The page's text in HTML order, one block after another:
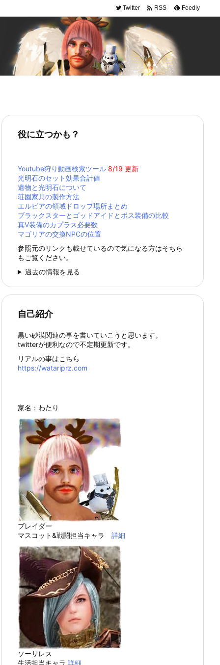
Twitter  RSS Feedly
役に立つかも？
Youtube狩り動画検索ツール 8/19 更新
光明石のセット効果合計値
遺物と光明石について
荘園家具の製作方法
エルビアの領域ドロップ場所まとめ
ブラックスターとゴッドアイドとボス装備の比較
真Ⅴ装備のカプラス必要数
マゴリアの交換NPCの位置
参照元のリンクも載せているので気になる方はそちら
もご覧ください。
過去の情報を見る
自己紹介
黒い砂漠関連の事を書いていこうと思います。
twitterが便利なので不定期更新です。
リアルの事はこちら
https://watariprz.com
家名：わたり
ブレイダー
マスコット&戦闘担当キャラ 詳細
ソーサレス
生活担当キャラ 詳細